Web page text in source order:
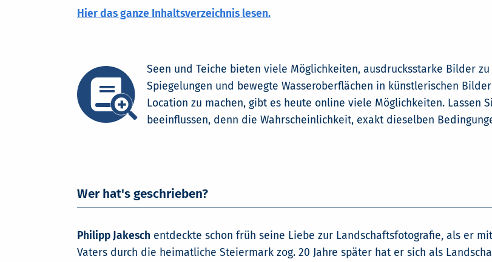
Hier das ganze Inhaltsverzeichnis lesen.
Seen und Teiche bieten viele Möglichkeiten, ausdrucksstarke Bilder
Spiegelungen und bewegte Wasseroberflächen in künstlerischen
Location zu machen, gibt es heute online viele Möglichkeiten. Lassen
beeinflussen, denn die Wahrscheinlichkeit, exakt dieselben
Wer hat's geschrieben?
Philipp Jakesch entdeckte schon früh seine Liebe zur Landschaftsfotografie, als er
Vaters durch die heimatliche Steiermark zog. 20 Jahre später hat er sich als